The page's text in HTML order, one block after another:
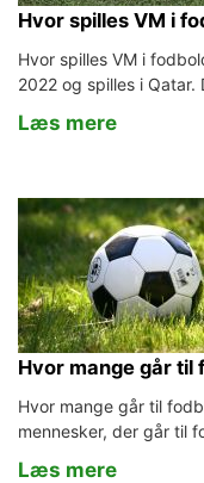
Hvor spilles VM i
Hvor spilles VM i
2022 og spilles i
Læs mere
Hvor mange går til
Hvor mange går til
mennesker, der går til
Læs mere